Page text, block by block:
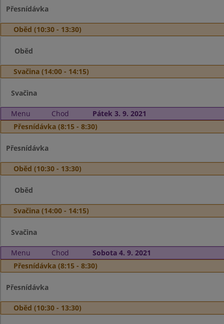
Přesnídávka
Oběd (10:30 - 13:30)
Oběd
Svačina (14:00 - 14:15)
Svačina
Menu Chod
Pátek 3. 9. 2021
Přesnídávka (8:15 - 8:30)
Přesnídávka
Oběd (10:30 - 13:30)
Oběd
Svačina (14:00 - 14:15)
Svačina
Menu Chod
Sobota 4. 9. 2021
Přesnídávka (8:15 - 8:30)
Přesnídávka
Oběd (10:30 - 13:30)